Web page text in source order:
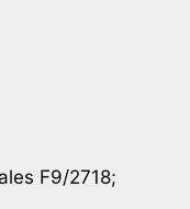
F9/2718;